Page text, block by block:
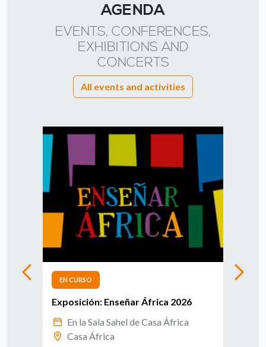
AGENDA
EVENTS, CONFERENCES,
EXHIBITIONS AND
CONCERTS
All events and activities
EN CURSO
Exposición: Enseñar África 2026
En la Sala Sahel de Casa África
Casa África